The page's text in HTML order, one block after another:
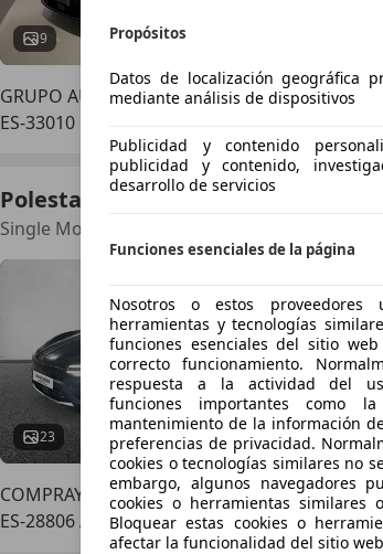
9
GRUPO AUTOSALON
ES-33010 Oviedo
Polestar 4
Single Motor Long Range
23 10/2024
COMPRAYCONDUCE.ES
ES-28806 Alcalá de Henares
Propósitos
Datos de localización geográfica
mediante análisis de dispositivos
Publicidad y contenido
publicidad y contenido,
desarrollo de servicios
Funciones esenciales de la página
Nosotros o estos proveedores
herramientas y tecnologías
funciones esenciales del sitio
correcto funcionamiento.
respuesta a la actividad del
funciones importantes como
mantenimiento de la información
preferencias de privacidad.
cookies o tecnologías similares no
embargo, algunos navegadores
cookies o herramientas similares
Bloquear estas cookies o
afectar la funcionalidad del sitio